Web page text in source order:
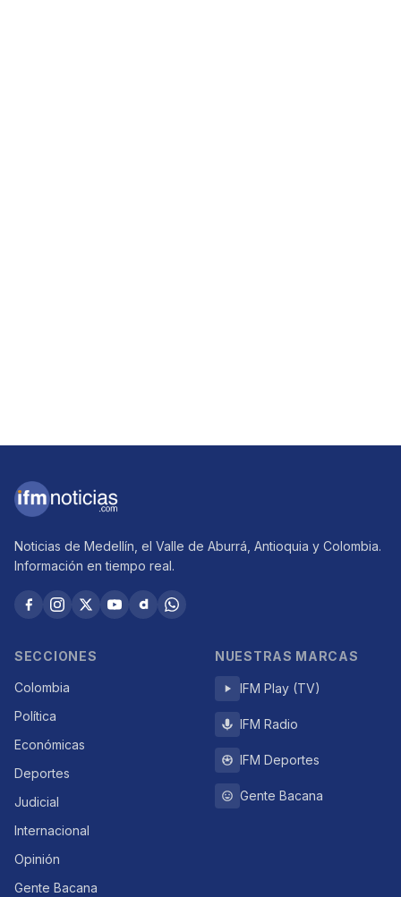
Noticias de Medellín, el Valle de Aburrá, Antioquia y Colombia.
Información en tiempo real.
SECCIONES
Colombia
Política
Económicas
Deportes
Judicial
Internacional
Opinión
Gente Bacana
NUESTRAS MARCAS
IFM Play (TV)
IFM Radio
IFM Deportes
Gente Bacana